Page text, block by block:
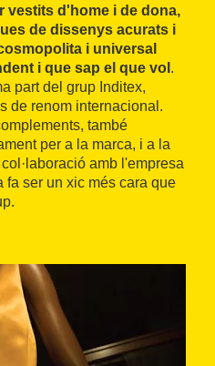
vestits d'home i de dona,
de dissenys acurats i
i universal
i que sap el que vol .
part del grup Inditex,
de renom internacional.
també
per a la marca, i a la
amb l'empresa
fa ser un xic més cara que